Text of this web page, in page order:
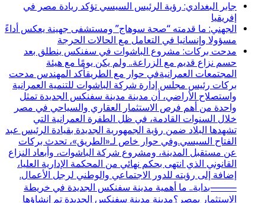
جابر البغدادي: رؤية الرئيس السيسي تؤكد ريادة مصر في
إفريقيا
الجهني: ما قدمته “صحة سوهاج” ومستشفى جهينة يعكس أداءً
مسؤولا وإنسانيا في التعامل مع الحالات الحرجة
مدحت بركات: مشروع الباشوات في سفنكس ينطلق بعد
حسم نزاع قديم مع الزراعة.. ولم يكن يومًا مع هيئة
المجتمعات العمرانيةفي حوار مع الطريقأكد المهندس مدحت
بركات رئيس مجلس إدارة شركة الباشوات للتنمية العمرانية
واستصلاح الأراضي، أن مدينة مدينة سفنكس الجديدة تمثل
واحدة من أهم فرص الاستثمار العقاري والسياحي في مصر
خلال السنوات القادمة، في ظل الطفرة العمرانية التي
تشهدها البلاد ضمن رؤية الجمهورية الجديدة بقيادة الرئيس عبد
الفتاح السيسي.وفي حوار خاص لـ«الطريق»، تحدث بركات
عن مستقبل المدينة، ومشروع شركة الباشوات، وأبعاد النزاع
القانوني الذي انتهى بحكم نهائي من المحكمة الإدارية العليا،
إضافة إلى رؤيته للدور الاجتماعي والوطني لرجل الأعمال.
⸻بداية.. ما أهمية مدينة سفنكس الجديدة في خريطة
الاستثمار بمصر؟مدينة مدينة سفنكس الجديدة تم إنشاؤها